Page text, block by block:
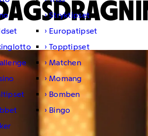
Stryktipset
Europatipset
Topptipset
Matchen
Momang
Bomben
Bingo